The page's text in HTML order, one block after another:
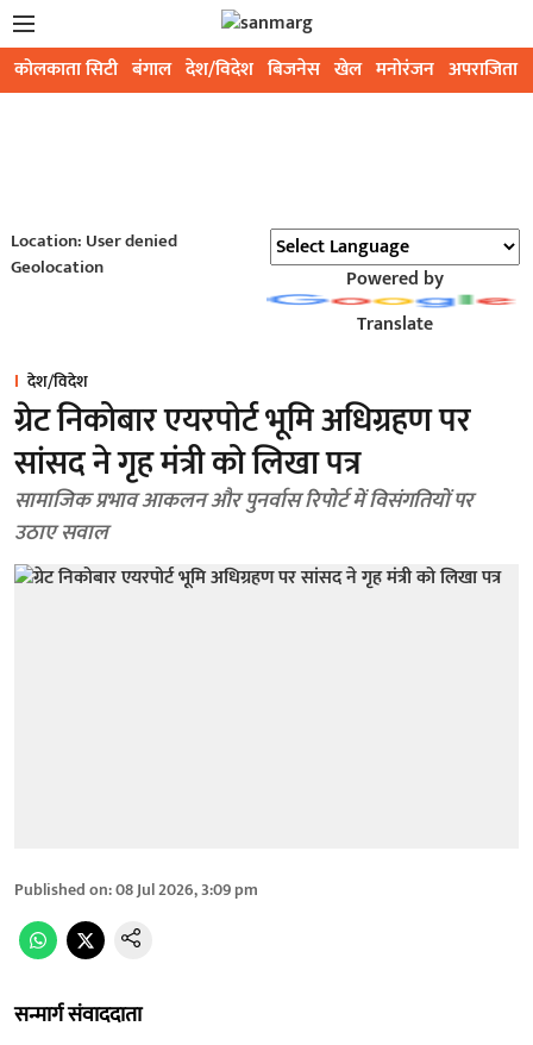
कोलकाता सिटी बंगाल देश/विदेश बिजनेस खेल मनोरंजन अपराजिता
Location: User denied
Geolocation
Powered by
Translate
देश/विदेश
ग्रेट निकोबार एयरपोर्ट भूमि अधिग्रहण पर
सांसद ने गृह मंत्री को लिखा पत्र
सामाजिक प्रभाव आकलन और पुनर्वास रिपोर्ट में विसंगतियों पर
उठाए सवाल
Published on:08 Jul 2026, 3:09 pm
सन्मार्ग संवाददाता